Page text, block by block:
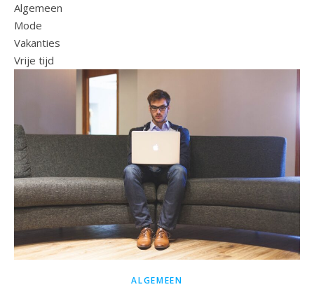
Algemeen
Mode
Vakanties
Vrije tijd
ALGEMEEN